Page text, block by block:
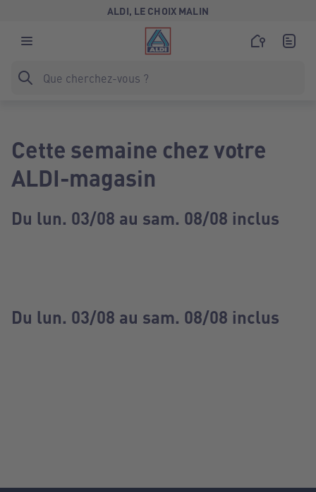
ALDI, LE CHOIX MALIN
Cette semaine chez votre
ALDI-magasin
Du lun. 03/08 au sam. 08/08 inclus
Du lun. 03/08 au sam. 08/08 inclus